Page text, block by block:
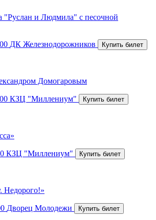
"Руслан и Людмила" с песочной
ДК Железнодорожников
Домогаровым
КЗЦ "Миллениум"
КЗЦ "Миллениум"
Недорого!»
Дворец Молодежи